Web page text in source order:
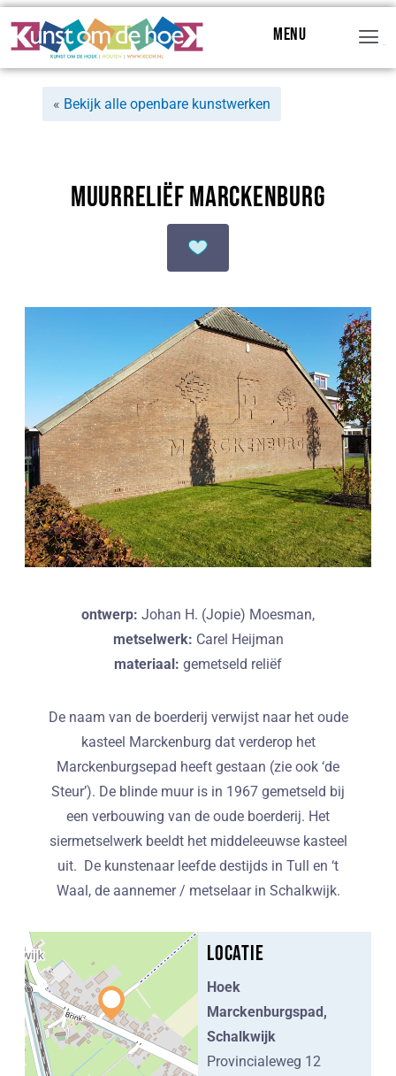
Menu
« Bekijk alle openbare kunstwerken
Muurreliëf Marckenburg
ontwerp: Johan H. (Jopie) Moesman,
metselwerk: Carel Heijman
materiaal: gemetseld reliëf
De naam van de boerderij verwijst naar het oude
kasteel Marckenburg dat verderop het
Marckenburgsepad heeft gestaan (zie ook ‘de
Steur’). De blinde muur is in 1967 gemetseld bij
een verbouwing van de oude boerderij. Het
siermetselwerk beeldt het middeleeuwse kasteel
uit. De kunstenaar leefde destijds in Tull en ‘t
Waal, de aannemer / metselaar in Schalkwijk.
Locatie
Hoek
Marckenburgspad,
Schalkwijk
Provincialeweg 12